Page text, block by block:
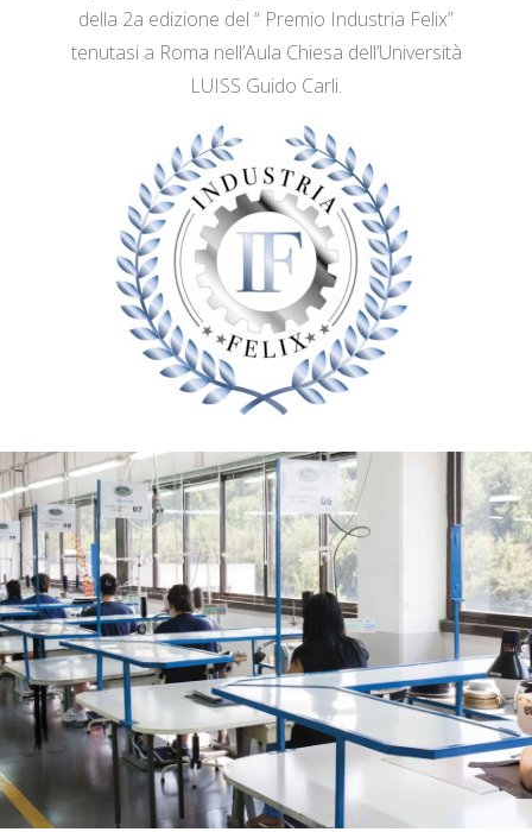
della 2a edizione del “ Premio Industria Felix”
tenutasi a Roma nell’Aula Chiesa dell’Università
LUISS Guido Carli.